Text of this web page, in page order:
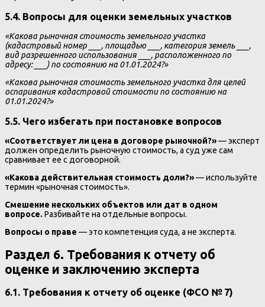
5.4. Вопросы для оценки земельных участков
«Какова рыночная стоимость земельного участка
(кадастровый номер ___, площадью ___, категория земель ___,
вид разрешенного использования ___, расположенного по
адресу: ___) по состоянию на 01.01.2024?»
«Какова рыночная стоимость земельного участка для целей
оспаривания кадастровой стоимости по состоянию на
01.01.2024?»
5.5. Чего избегать при постановке вопросов
«Соответствует ли цена в договоре рыночной?»— эксперт
должен определить рыночную стоимость, а суд уже сам
сравнивает ее с договорной.
«Какова действительная стоимость доли?»— используйте
термин «рыночная стоимость».
Смешение нескольких объектов или дат в одном
вопросе.Разбивайте на отдельные вопросы.
Вопросы о праве — это компетенция суда, а не эксперта.
Раздел 6. Требования к отчету об
оценке и заключению эксперта
6.1. Требования к отчету об оценке (ФСО № 7)